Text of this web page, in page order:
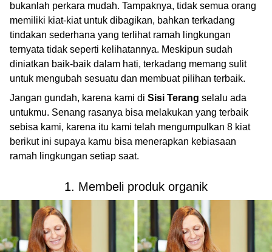
bukanlah perkara mudah. Tampaknya, tidak semua orang
memiliki kiat-kiat untuk dibagikan, bahkan terkadang
tindakan sederhana yang terlihat ramah lingkungan
ternyata tidak seperti kelihatannya. Meskipun sudah
diniatkan baik-baik dalam hati, terkadang memang sulit
untuk mengubah sesuatu dan membuat pilihan terbaik.
Jangan gundah, karena kami di Sisi Terang selalu ada
untukmu. Senang rasanya bisa melakukan yang terbaik
sebisa kami, karena itu kami telah mengumpulkan 8 kiat
berikut ini supaya kamu bisa menerapkan kebiasaan
ramah lingkungan setiap saat.
1. Membeli produk organik